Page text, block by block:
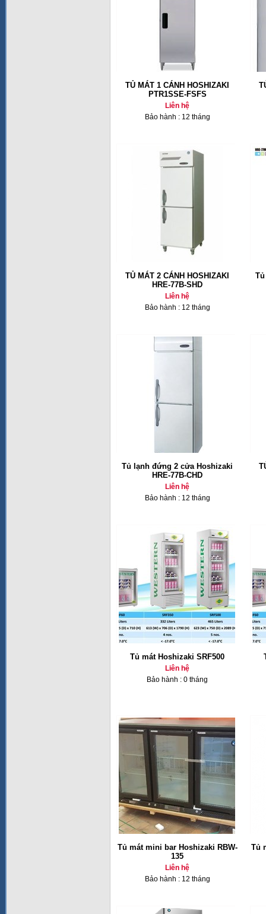
TỦ MÁT 1 CÁNH HOSHIZAKI
PTR1SSE-FSFS
Liên hệ
Bảo hành : 12 tháng
TỦ MÁT 2 CÁNH HOSHIZAKI
HRE-77B-SHD
Liên hệ
Bảo hành : 12 tháng
Tủ lạnh đứng 2 cửa Hoshizaki
HRE-77B-CHD
Liên hệ
Bảo hành : 12 tháng
Tủ mát Hoshizaki SRF500
Liên hệ
Bảo hành : 0 tháng
Tủ mát mini bar Hoshizaki RBW-
135
Liên hệ
Bảo hành : 12 tháng
Tủ